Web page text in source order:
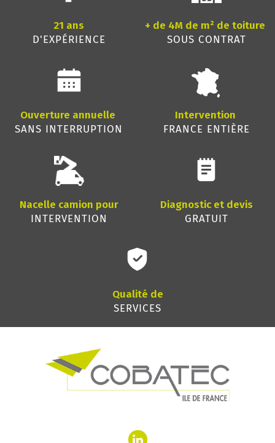
21 ans
D'EXPÉRIENCE
+ de 4M de m² de toiture
SOUS CONTRAT
Ouverture annuelle
SANS INTERRUPTION
Intervention
FRANCE ENTIÈRE
Nacelle camion pour
INTERVENTION
Diagnostic et devis
GRATUIT
Qualité de
SERVICES